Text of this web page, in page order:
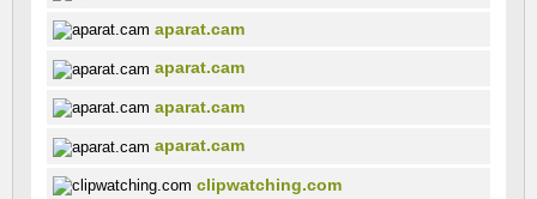
aparat.cam
aparat.cam
aparat.cam
aparat.cam
clipwatching.com